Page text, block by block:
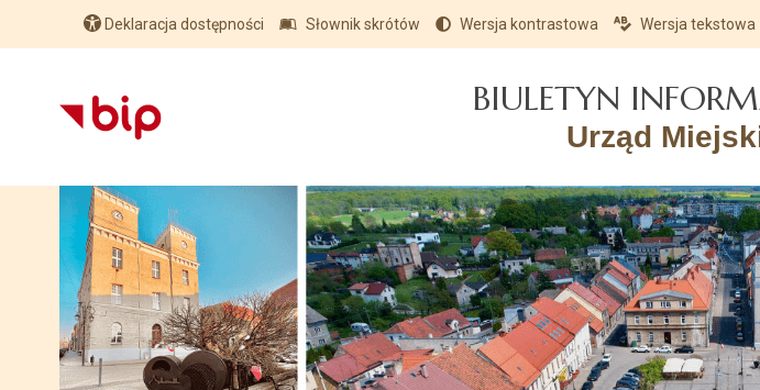
Przejdź do
Przejdź
Przejdź do
Deklaracja dostępności Słownik skrótów Wersja kontrastowa Wersja tekstowa
BIULETYN
Urząd